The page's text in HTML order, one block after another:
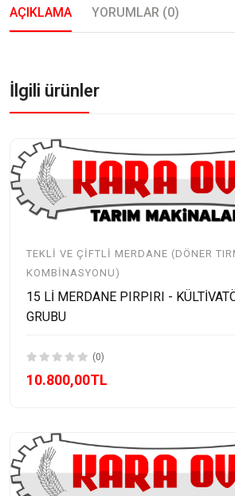
AÇIKLAMA YORUMLAR (0)
İlgili ürünler
TEKLI VE ÇIFTLI MERDANE (DÖNER
KOMBINASYONU)
15 Lİ MERDANE PIRPIRI -
GRUBU
(0)
10.800,00TL